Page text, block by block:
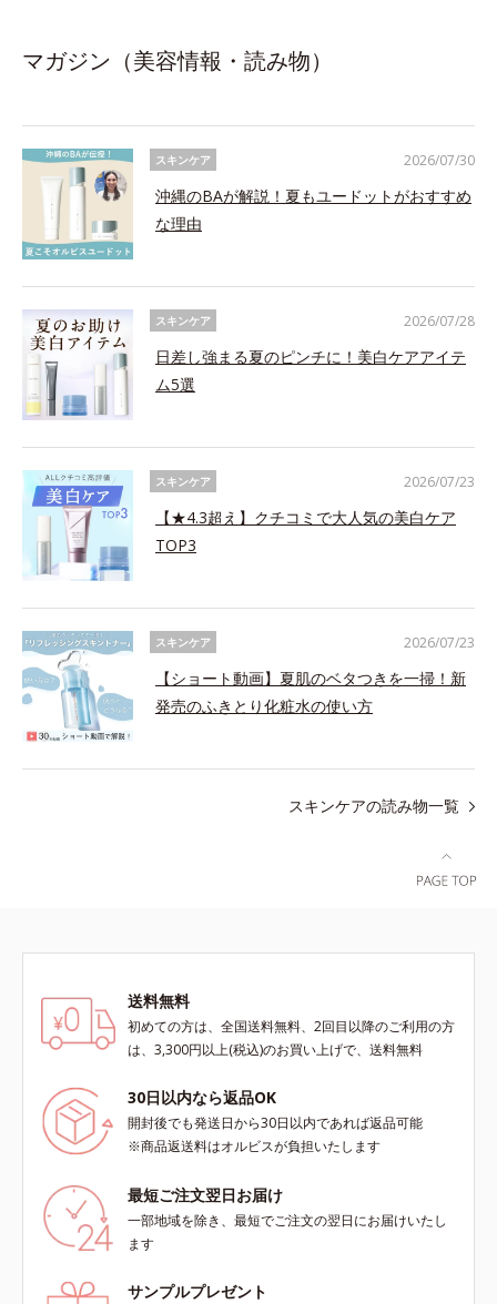
マガジン（美容情報・読み物）
スキンケア
沖縄のBAが解説！夏もユードットがおすすめ
な理由
2026/07/30
スキンケア
日差し強まる夏のピンチに！美白ケアアイテ
ム5選
2026/07/28
スキンケア
【★4.3超え】クチコミで大人気の美白ケア
TOP3
2026/07/23
スキンケア
【ショート動画】夏肌のベタつきを一掃！新
発売のふきとり化粧水の使い方
2026/07/23
スキンケアの読み物一覧
送料無料
初めての方は、全国送料無料、2回目以降のご利用の方
は、3,300円以上(税込)のお買い上げで、送料無料
30日以内なら返品OK
開封後でも発送日から30日以内であれば返品可能
※商品返送料はオルビスが負担いたします
最短ご注文翌日お届け
一部地域を除き、最短でご注文の翌日にお届けいたし
ます
サンプルプレゼント